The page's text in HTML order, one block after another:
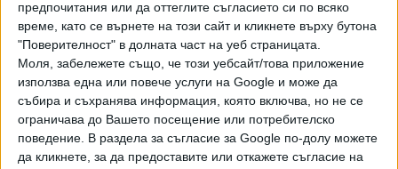
предпочитания или да оттеглите съгласието си по всяко
време, като се върнете на този сайт и кликнете върху бутона
"Поверителност" в долната част на уеб страницата.
Моля, забележете също, че този уебсайт/това приложение
използва една или повече услуги на Google и може да
събира и съхранява информация, която включва, но не се
ограничава до Вашето посещение или потребителско
поведение. В раздела за съгласие за Google по-долу можете
да кликнете, за да предоставите или откажете съгласие на